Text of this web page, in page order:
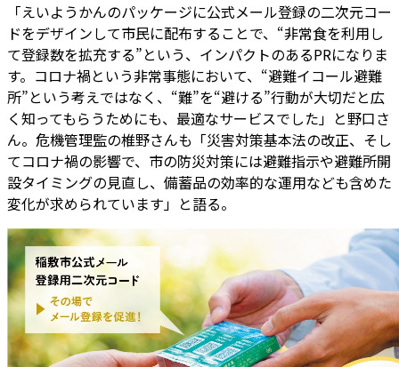
「えいようかんのパッケージに公式メール登録の二次元コー
ドをデザインして市民に配布することで、“非常食を利用し
て登録数を拡充する”という、インパクトのあるPRになりま
す。コロナ禍という非常事態において、“避難イコール避難
所”という考えではなく、“難”を“避ける”行動が大切だと広
く知ってもらうためにも、最適なサービスでした」と野口さ
ん。危機管理監の椎野さんも「災害対策基本法の改正、そし
てコロナ禍の影響で、市の防災対策には避難指示や避難所開
設タイミングの見直し、備蓄品の効率的な運用なども含めた
変化が求められています」と語る。